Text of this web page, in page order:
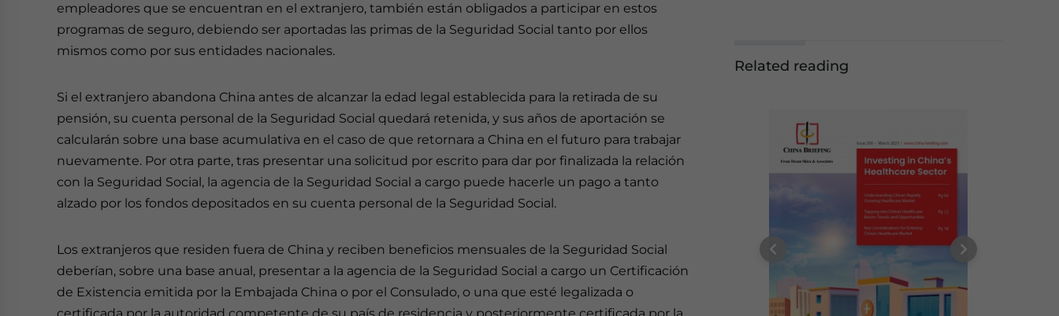
empleadores que se encuentran en el extranjero, también están obligados a participar en estos
programas de seguro, debiendo ser aportadas las primas de la Seguridad Social tanto por ellos
mismos como por sus entidades nacionales.
Si el extranjero abandona China antes de alcanzar la edad legal establecida para la retirada de su
pensión, su cuenta personal de la Seguridad Social quedará retenida, y sus años de aportación se
calcularán sobre una base acumulativa en el caso de que retornara a China en el futuro para trabajar
nuevamente. Por otra parte, tras presentar una solicitud por escrito para dar por finalizada la relación
con la Seguridad Social, la agencia de la Seguridad Social a cargo puede hacerle un pago a tanto
alzado por los fondos depositados en su cuenta personal de la Seguridad Social.
Los extranjeros que residen fuera de China y reciben beneficios mensuales de la Seguridad Social
deberían, sobre una base anual, presentar a la agencia de la Seguridad Social a cargo un Certificación
de Existencia emitida por la Embajada China o por el Consulado, o una que esté legalizada o
Related reading